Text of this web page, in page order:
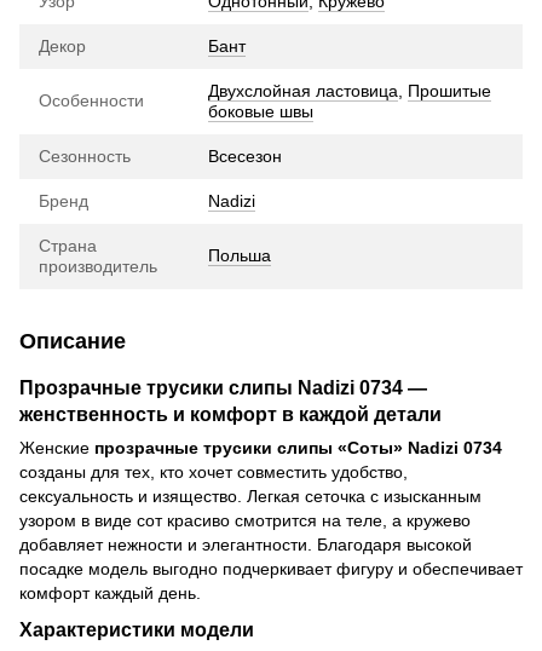
Декор Бант
Особенности Двухслойная ластовица
Прошитые
боковые швы
Сезонность Всесезон
Бренд Nadizi
Страна
производитель
Польша
Описание
Прозрачные трусики слипы Nadizi 0734 —
женственность и комфорт в каждой детали
Женские прозрачные трусики слипы «Соты» Nadizi 0734
созданы для тех, кто хочет совместить удобство,
сексуальность и изящество. Легкая сеточка с изысканным
узором в виде сот красиво смотрится на теле, а кружево
добавляет нежности и элегантности. Благодаря высокой
посадке модель выгодно подчеркивает фигуру и обеспечивает
комфорт каждый день.
Характеристики модели